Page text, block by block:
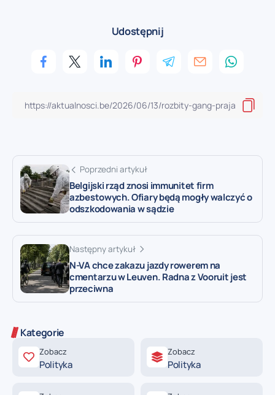
Udostępnij
Poprzedni artykuł
Belgijski rząd znosi immunitet firm
azbestowych. Ofiary będą mogły walczyć o
odszkodowania w sądzie
Następny artykuł
N-VA chce zakazu jazdy rowerem na
cmentarzu w Leuven. Radna z Vooruit jest
przeciwna
Kategorie
Zobacz
Polityka
Zobacz
Polityka